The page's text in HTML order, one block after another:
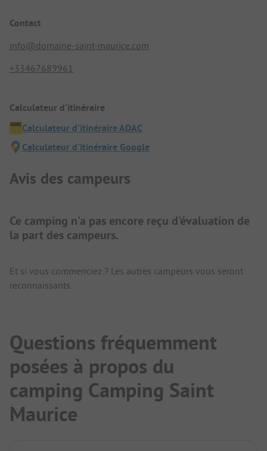
Contact
info@domaine-saint-maurice.com
+33467689961
Calculateur d'itinéraire
Calculateur d'itinéraire ADAC
Calculateur d'itinéraire Google
Avis des campeurs
Ce camping n'a pas encore reçu d'évaluation de
la part des campeurs.
Et si vous commenciez ? Les autres campeurs vous seront
reconnaissants.
Questions fréquemment
posées à propos du
camping Camping Saint
Maurice